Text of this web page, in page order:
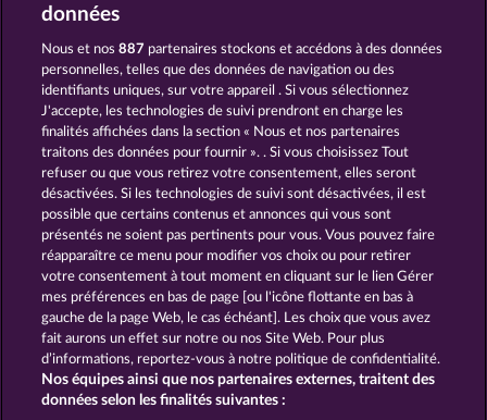
WESTERN JACK THE GRIFFIN
BALTHAZAR FORT BRAVE
CGU Charte de confidentialité
Mentions légales Société FAQ
Programme d'affiliation
données
Nous et nos887 partenaires stockons et accédons à des données
personnelles, telles que des données de navigation ou des
identifiants uniques, sur votre appareil . Si vous sélectionnez
J'accepte, les technologies de suivi prendront en charge les
finalités affichées dans la section « Nous et nos partenaires
traitons des données pour fournir ». . Si vous choisissez Tout
refuser ou que vous retirez votre consentement, elles seront
désactivées. Si les technologies de suivi sont désactivées, il est
possible que certains contenus et annonces qui vous sont
présentés ne soient pas pertinents pour vous. Vous pouvez faire
réapparaître ce menu pour modifier vos choix ou pour retirer
votre consentement à tout moment en cliquant sur le lien Gérer
mes préférences en bas de page [ou l'icône flottante en bas à
gauche de la page Web, le cas échéant]. Les choix que vous avez
fait aurons un effet sur notre ou nos Site Web. Pour plus
d’informations, reportez-vous à notre politique de confidentialité.
Nos équipes ainsi que nos partenaires externes, traitent des
données selon les finalités suivantes :